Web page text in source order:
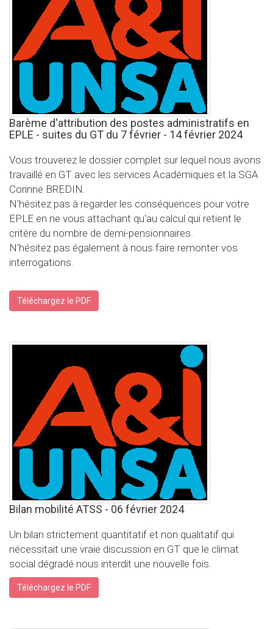
Barème d'attribution des postes administratifs en
EPLE - suites du GT du 7 février - 14 février 2024
Vous trouverez le dossier complet sur lequel nous avons
travaillé en GT avec les services Académiques et la SGA
Corinne BREDIN.
N'hésitez pas à regarder les conséquences pour votre
EPLE en ne vous attachant qu'au calcul qui retient le
critère du nombre de demi-pensionnaires.
N'hésitez pas également à nous faire remonter vos
interrogations.
Téléchargez le PDF
Bilan mobilité ATSS - 06 février 2024
Un bilan strictement quantitatif et non qualitatif qui
nécessitait une vraie discussion en GT que le climat
social dégradé nous interdit une nouvelle fois.
Téléchargez le PDF